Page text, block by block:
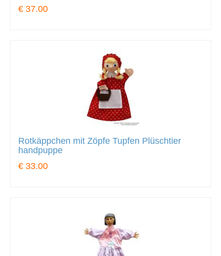
€ 37.00
Rotkäppchen mit Zöpfe Tupfen Plüschtier
handpuppe
€ 33.00